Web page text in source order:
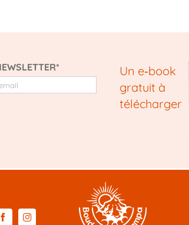
Un e‑book
gratuit à
télécharger